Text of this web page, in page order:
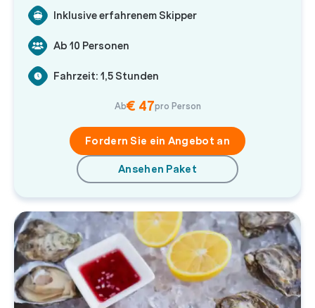
Inklusive erfahrenem Skipper
Ab 10 Personen
Fahrzeit: 1,5 Stunden
Ab€ 47pro Person
Fordern Sie ein Angebot an
Ansehen Paket